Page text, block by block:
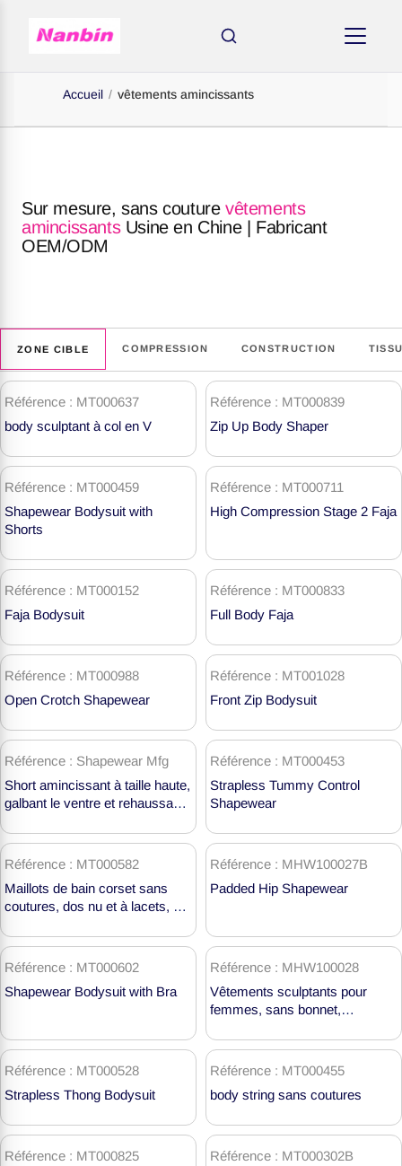
Accueil / vêtements amincissants
Sur mesure, sans couturevêtements
amincissantsUsine en Chine | Fabricant
OEM/ODM
ZONE CIBLE COMPRESSION CONSTRUCTION
Produits
de
gainage
Référence : MT000637
body sculptant à col en V
Référence : MT000839
Zip Up Body Shaper
Référence : MT000459
Shapewear Bodysuit with
Shorts
Référence : MT000711
High Compression Stage 2 Faja
Référence : MT000152
Faja Bodysuit
Référence : MT000833
Full Body Faja
Référence : MT000988
Open Crotch Shapewear
Référence : MT001028
Front Zip Bodysuit
Référence : Shapewear Mfg
Short amincissant à taille haute,
galbant le ventre et rehaussant
Référence : MT000453
Strapless Tummy Control
Shapewear
Référence : MT000582
Maillots de bain corset sans
coutures, dos nu et à lacets, en
Référence : MHW100027B
Padded Hip Shapewear
Référence : MT000602
Shapewear Bodysuit with Bra
Référence : MHW100028
Vêtements sculptants pour
femmes, sans bonnet,
taille haute, rehausseurs de
fesses MHW100028
Référence : MT000528
Strapless Thong Bodysuit
Référence : MT000455
body string sans coutures
Référence : MT000825
Référence : MT000302B